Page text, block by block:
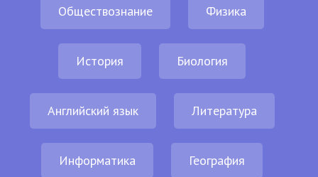
Обществознание Физика
История Биология
Английский язык Литература
Информатика География